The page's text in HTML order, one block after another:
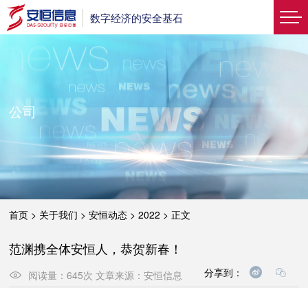
数字经济的安全基石
公司
首页 > 关于我们 >安恒动态 >2022 >正文
范渊携全体安恒人，恭贺新春！
阅读量：645次文章来源：安恒信息 分享到：